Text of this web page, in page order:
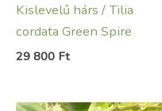
Kislevelű hárs / Tilia
cordata Green Spire
29 800 Ft